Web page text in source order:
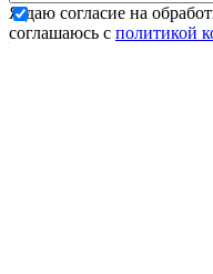
Я даю согласие на
соглашаюсь с политикой